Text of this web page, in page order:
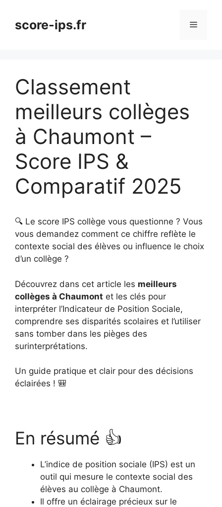
contenuscore-ips.fr Menu
Classement
meilleurs collèges
à Chaumont –
Score IPS &
Comparatif 2025
🔍 Le score IPS collège vous questionne ? Vous
vous demandez comment ce chiffre reflète le
contexte social des élèves ou influence le choix
d’un collège ?
Découvrez dans cet article les meilleurs
collèges à Chaumont et les clés pour
interpréter l’Indicateur de Position Sociale,
comprendre ses disparités scolaires et l’utiliser
sans tomber dans les pièges des
surinterprétations.
Un guide pratique et clair pour des décisions
éclairées ! 🎒
En résumé 👍
L’indice de position sociale (IPS) est un
outil qui mesure le contexte social des
élèves au collège à Chaumont.
Il offre un éclairage précieux sur le